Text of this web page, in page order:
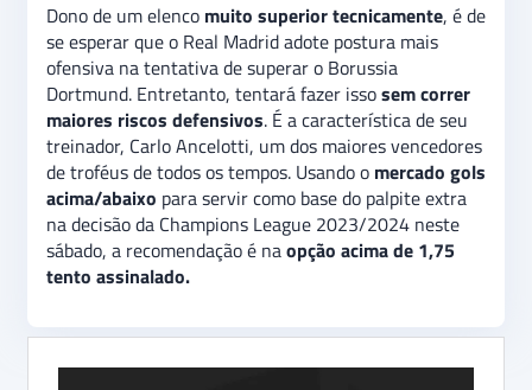
Dono de um elenco muito superior tecnicamente, é de
se esperar que o Real Madrid adote postura mais
ofensiva na tentativa de superar o Borussia
Dortmund. Entretanto, tentará fazer issosem correr
maiores riscos defensivos. É a característica de seu
treinador, Carlo Ancelotti, um dos maiores vencedores
de troféus de todos os tempos. Usando o mercado gols
acima/abaixo para servir como base do palpite extra
na decisão da Champions League 2023/2024 neste
sábado, a recomendação é naopção acima de 1,75
tento assinalado.